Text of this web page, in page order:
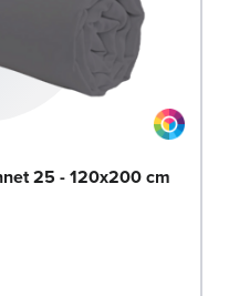
25 - 120x200 cm